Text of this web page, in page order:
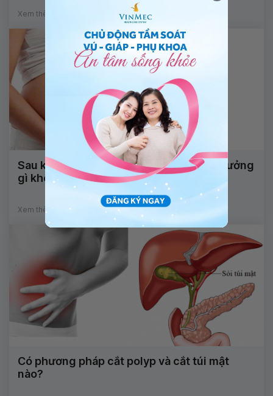
Xem thêm
Sau khi hiến thận thì mang thai có ảnh hưởng
gì không?
Xem thêm
Có phương pháp cắt polyp và cắt túi mật
nào?